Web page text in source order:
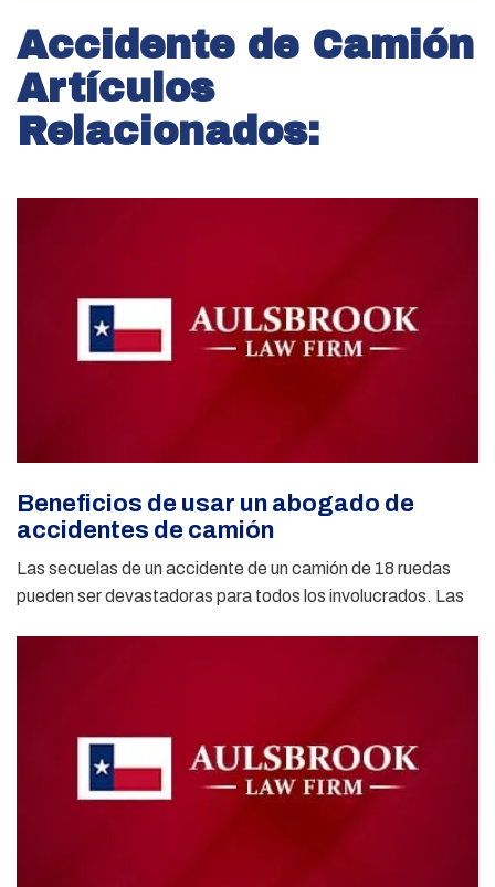
Accidente de Camión
Artículos
Relacionados:
Beneficios de usar un abogado de
accidentes de camión
Las secuelas de un accidente de un camión de 18 ruedas
pueden ser devastadoras para todos los involucrados. Las